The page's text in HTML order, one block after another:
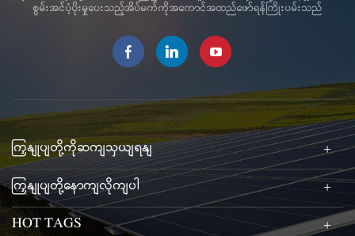
စွမ်းအင်ပံ့ပိုးမှုပေးသည့်အိပ်မက်ကိုအကောင်အထည်ဖော်ရန်ကြိုးပမ်းသည်
ကြှနျုပျတို့ကိုဆကျသှယျရနျ
ကြှနျုပျတို့နောကျလိုကျပါ
HOT TAGS